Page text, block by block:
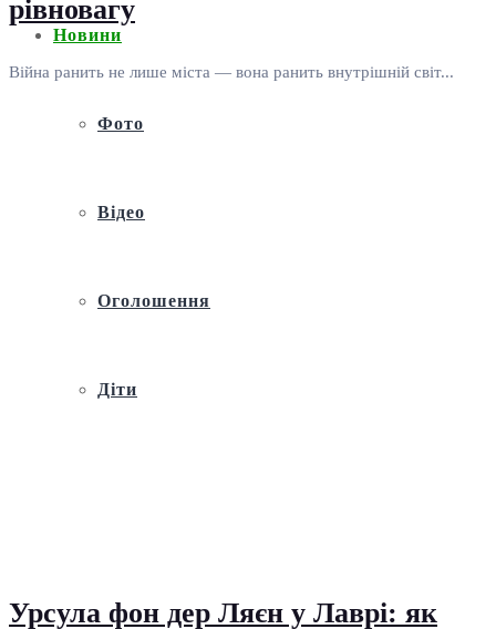
Новини
Фото
Відео
Оголошення
Діти
рівновагу
Війна ранить не лише міста — вона ранить внутрішній світ...
Урсула фон дер Ляєн у Лаврі: як